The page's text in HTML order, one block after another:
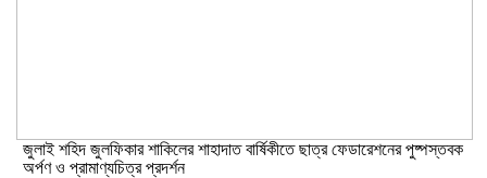
​জুলাই শহিদ জুলফিকার শাকিলের শাহাদাত বার্ষিকীতে ছাত্র ফেডারেশনের পুষ্পস্তবক
অর্পণ ও প্রামাণ্যচিত্র প্রদর্শন